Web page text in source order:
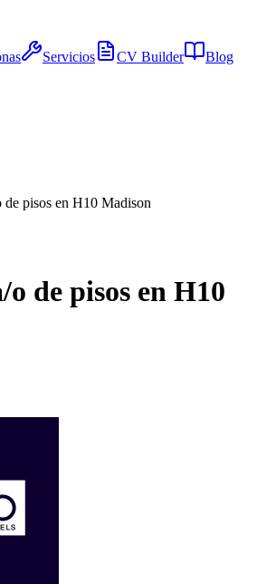
Servicios CV Builder Blog
de pisos en H10 Madison
de pisos en H10